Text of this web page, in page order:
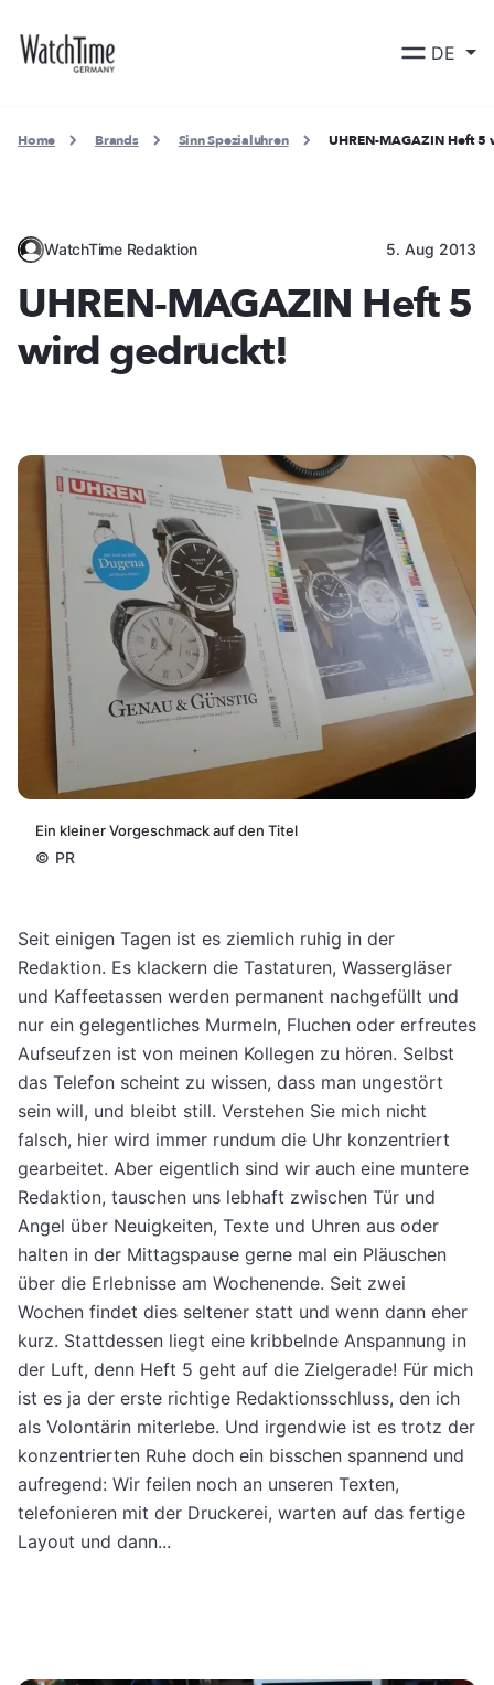
DE
Home Brands Sinn Spezialuhren UHREN-MAGAZIN Heft
WatchTime Redaktion 5. Aug 2013
UHREN-MAGAZIN Heft 5
wird gedruckt!
Ein kleiner Vorgeschmack auf den Titel
© PR
Seit einigen Tagen ist es ziemlich ruhig in der
Redaktion. Es klackern die Tastaturen, Wassergläser
und Kaffeetassen werden permanent nachgefüllt und
nur ein gelegentliches Murmeln, Fluchen oder erfreutes
Aufseufzen ist von meinen Kollegen zu hören. Selbst
das Telefon scheint zu wissen, dass man ungestört
sein will, und bleibt still. Verstehen Sie mich nicht
falsch, hier wird immer rundum die Uhr konzentriert
gearbeitet. Aber eigentlich sind wir auch eine muntere
Redaktion, tauschen uns lebhaft zwischen Tür und
Angel über Neuigkeiten, Texte und Uhren aus oder
halten in der Mittagspause gerne mal ein Pläuschen
über die Erlebnisse am Wochenende. Seit zwei
Wochen findet dies seltener statt und wenn dann eher
kurz. Stattdessen liegt eine kribbelnde Anspannung in
der Luft, denn Heft 5 geht auf die Zielgerade! Für mich
ist es ja der erste richtige Redaktionsschluss, den ich
als Volontärin miterlebe. Und irgendwie ist es trotz der
konzentrierten Ruhe doch ein bisschen spannend und
aufregend: Wir feilen noch an unseren Texten,
telefonieren mit der Druckerei, warten auf das fertige
Layout und dann...